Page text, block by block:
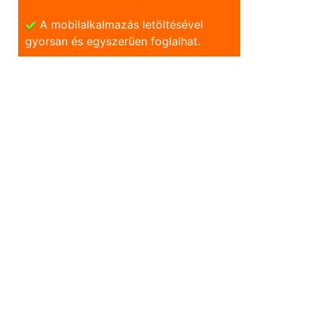
A mobilalkalmazás letöltésével
gyorsan és egyszerũen foglalhat.